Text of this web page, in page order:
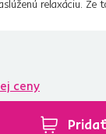
relaxáciu. Že
ceny